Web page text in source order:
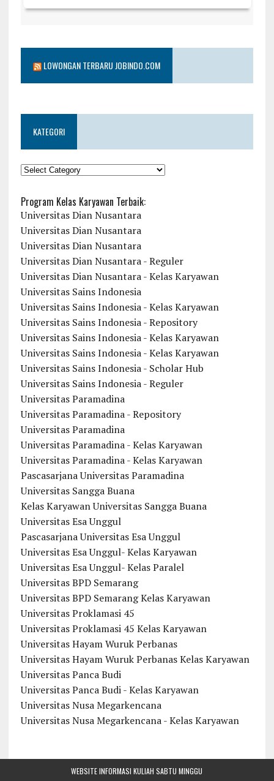
LOWONGAN TERBARU JOBINDO.COM
KATEGORI
KATEGORI
Program Kelas Karyawan Terbaik:
Universitas Dian Nusantara
Universitas Dian Nusantara
Universitas Dian Nusantara
Universitas Dian Nusantara - Reguler
Universitas Dian Nusantara - Kelas Karyawan
Universitas Sains Indonesia
Universitas Sains Indonesia - Kelas Karyawan
Universitas Sains Indonesia - Repository
Universitas Sains Indonesia - Kelas Karyawan
Universitas Sains Indonesia - Kelas Karyawan
Universitas Sains Indonesia - Scholar Hub
Universitas Sains Indonesia - Reguler
Universitas Paramadina
Universitas Paramadina - Repository
Universitas Paramadina
Universitas Paramadina - Kelas Karyawan
Universitas Paramadina - Kelas Karyawan
Pascasarjana Universitas Paramadina
Universitas Sangga Buana
Kelas Karyawan Universitas Sangga Buana
Universitas Esa Unggul
Pascasarjana Universitas Esa Unggul
Universitas Esa Unggul- Kelas Karyawan
Universitas Esa Unggul- Kelas Paralel
Universitas BPD Semarang
Universitas BPD Semarang Kelas Karyawan
Universitas Proklamasi 45
Universitas Proklamasi 45 Kelas Karyawan
Universitas Hayam Wuruk Perbanas
Universitas Hayam Wuruk Perbanas Kelas Karyawan
Universitas Panca Budi
Universitas Panca Budi - Kelas Karyawan
Universitas Nusa Megarkencana
Universitas Nusa Megarkencana - Kelas Karyawan
WEBSITE INFORMASI KULIAH SABTU MINGGU